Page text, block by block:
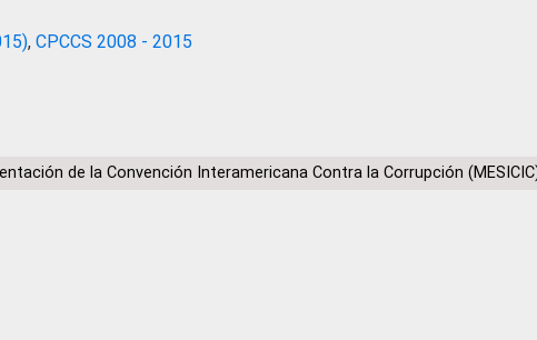
, CPCCS 2008 - 2015
de la Convención Interamericana Contra la Corrupción